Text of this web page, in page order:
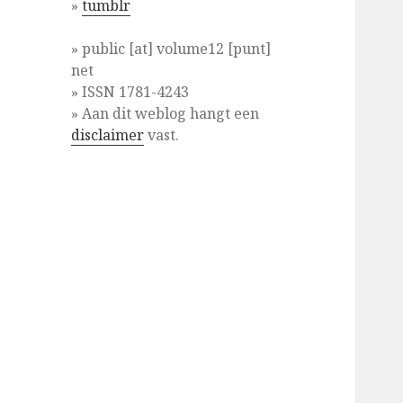
»tumblr
» public [at] volume12 [punt]
net
» ISSN 1781-4243
» Aan dit weblog hangt een
disclaimervast.